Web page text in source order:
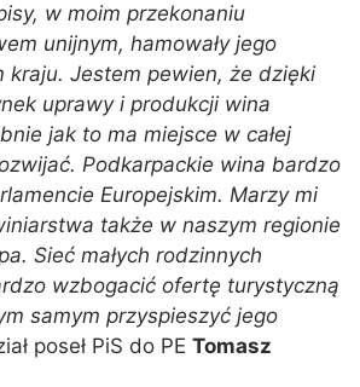
w moim przekonaniu
unijnym, hamowały jego
kraju. Jestem pewien, że dzięki
uprawy i produkcji wina
jak to ma miejsce w całej
Podkarpackie wina bardzo
Europejskim. Marzy mi
także w naszym regionie
Sieć małych rodzinnych
wzbogacić ofertę turystyczną
samym przyspieszyć jego
poseł PiS do PE Tomasz